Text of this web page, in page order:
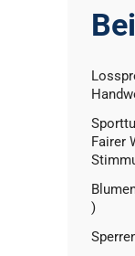
Fairer
)